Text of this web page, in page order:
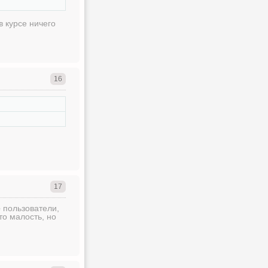
ничего
16
17
малость, но